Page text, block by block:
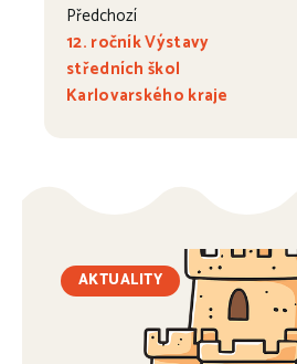
Předchozí
12. ročník Výstavy
středních škol
Karlovarského kraje
AKTUALITY